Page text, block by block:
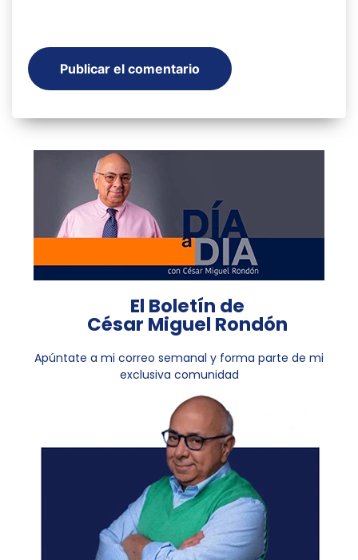
El Boletín de
César Miguel Rondón
Apúntate a mi correo semanal y forma parte de mi
exclusiva comunidad